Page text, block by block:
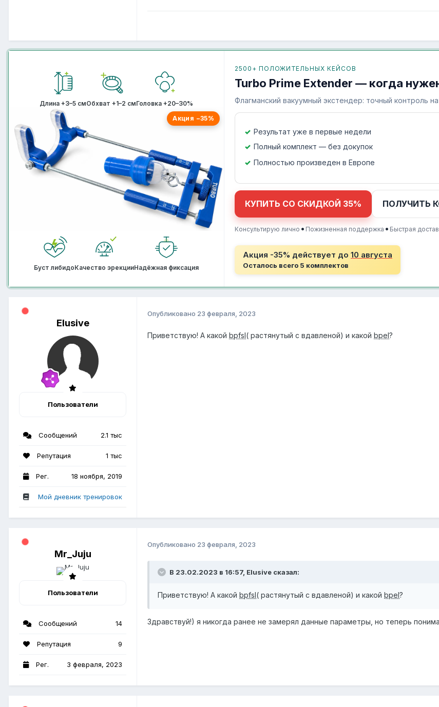
Длина +3–5 смОбхват +1–2 смГоловка +20–30%
Акция −35%
Буст либидоКачество эрекцииНадёжная фиксация
2500+ ПОЛОЖИТЕЛЬНЫХ КЕЙСОВ
Turbo Prime Extender — когда
Флагманский вакуумный экстендер: точный контроль
Результат уже в первые недели
Полный комплект — без докупок
Полностью произведен в Европе
КУПИТЬ СО СКИДКОЙ 35% ПОЛУЧИТЬ
Консультирую лично • Пожизненная поддержка • Быстрая
Акция -35% действует до 10 августа
Осталось всего 5 комплектов
Elusive
Пользователи
Сообщений 2.1 тыс
Репутация 1 тыс
Рег. 18 ноября, 2019
Мой дневник тренировок
Опубликовано 23 февраля, 2023
Приветствую! А какой bpfsl( растянутый с вдавленой) и какой bpel?
Mr_Juju
Пользователи
Сообщений 14
Репутация 9
Рег. 3 февраля, 2023
Опубликовано 23 февраля, 2023
В 23.02.2023 в 16:57, Elusive сказал:
Приветствую! А какой bpfsl( растянутый с вдавленой) и какой bpel?
Здравствуй!) я никогда ранее не замерял данные параметры, но теперь